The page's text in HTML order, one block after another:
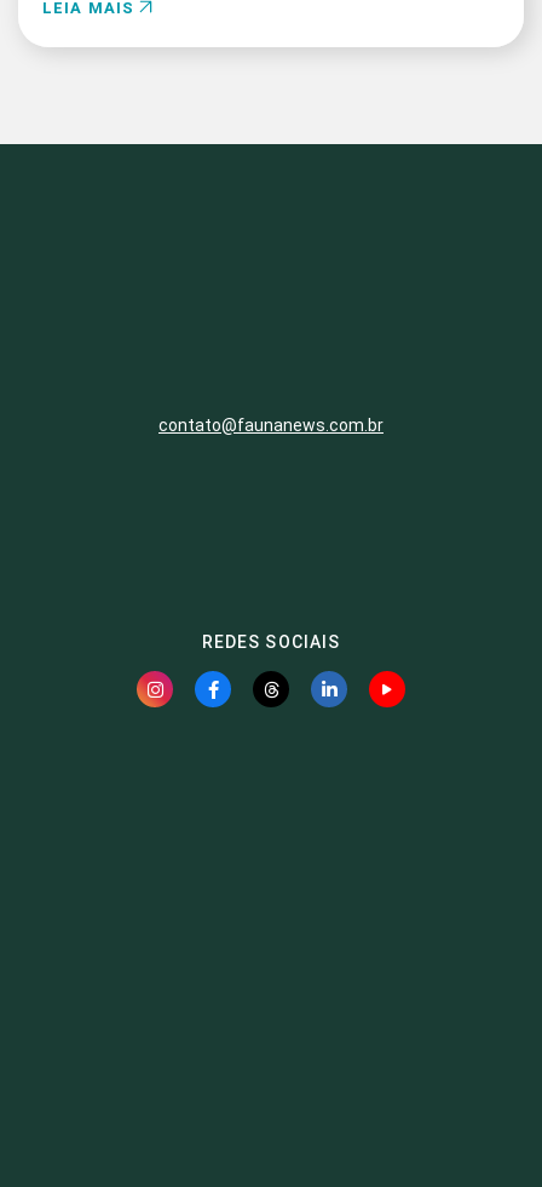
LEIA MAIS
contato@faunanews.com.br
REDES SOCIAIS